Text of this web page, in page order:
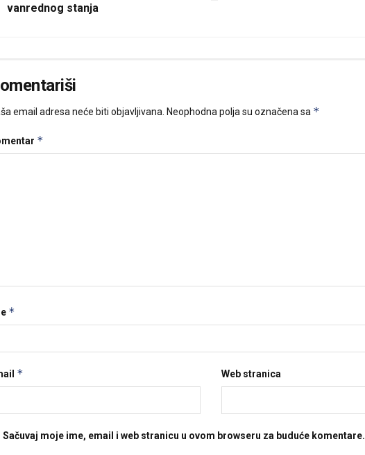
vanrednog stanja
email adresa neće biti objavljivana. Neophodna polja su označena sa *
*
*
* Web stranica
Sačuvaj moje ime, email i web stranicu u ovom browseru za buduće komentare.